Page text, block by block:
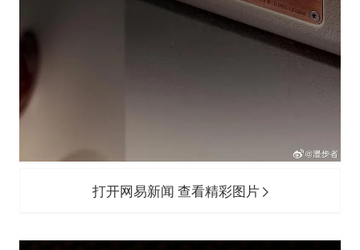
打开网易新闻 查看精彩图片